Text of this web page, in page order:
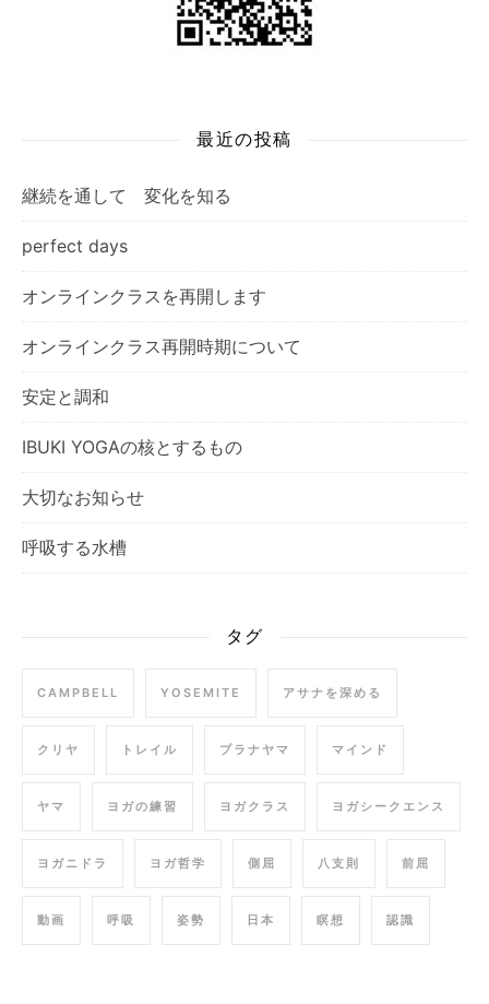
最近の投稿
継続を通して 変化を知る
perfect days
オンラインクラスを再開します
オンラインクラス再開時期について
安定と調和
IBUKI YOGAの核とするもの
大切なお知らせ
呼吸する水槽
タグ
CAMPBELL YOSEMITE アサナを深める
クリヤ トレイル プラナヤマ マインド
ヤマ ヨガの練習 ヨガクラス ヨガシークエンス
ヨガニドラ ヨガ哲学 側屈 八支則 前屈
動画 呼吸 姿勢 日本 瞑想 認識